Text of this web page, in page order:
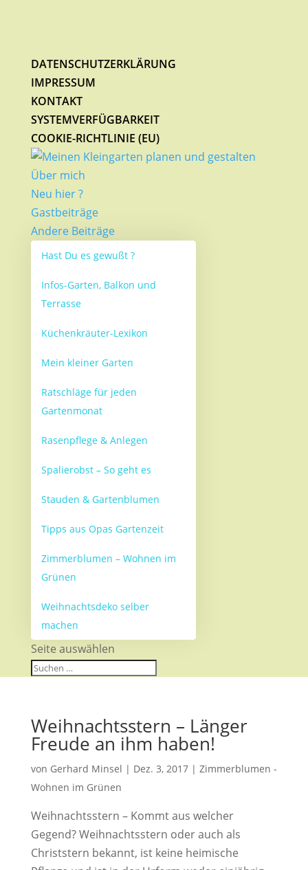
DATENSCHUTZERKLÄRUNG
IMPRESSUM
KONTAKT
SYSTEMVERFÜGBARKEIT
COOKIE-RICHTLINIE (EU)
Über mich
Neu hier ?
Gastbeiträge
Andere Beiträge
Hast Du es gewußt ?
Infos-Garten, Balkon und
Terrasse
Küchenkräuter-Lexikon
Mein kleiner Garten
Ratschläge für jeden
Gartenmonat
Rasenpflege & Anlegen
Spalierobst – So geht es
Stauden & Gartenblumen
Tipps aus Opas Gartenzeit
Zimmerblumen – Wohnen im
Grünen
Weihnachtsdeko selber
machen
Seite auswählen
Weihnachtsstern – Länger
Freude an ihm haben!
von Gerhard Minsel | Dez. 3, 2017| Zimmerblumen -
Wohnen im Grünen
Weihnachtsstern – Kommt aus welcher
Gegend? Weihnachtsstern oder auch als
Christstern bekannt, ist keine heimische